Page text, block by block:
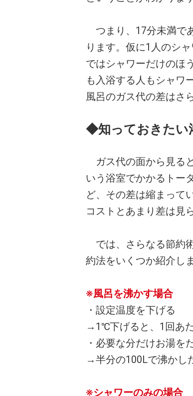
つまり、17分未満で
ります。仮に1人のシ
ではシャワーだけのほ
も入浴する人もシャワ
風呂のガス代の差はさ
◆知っておきたい
ガス代の面から見る
いう浴室でかかるトー
ど、その差は縮まって
コストとあまり差は見
では、さらなる節約
約法をいくつか紹介しま
※風呂を沸かす場合
・設定温度を下げる
→1℃下げると、1回あ
・必要な分だけお湯を
→半分の100Lで沸かし
※シャワーのみの場合